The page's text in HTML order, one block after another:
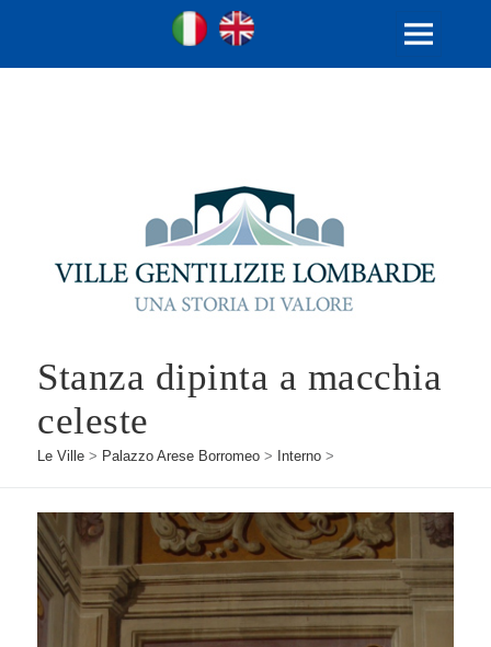
Ville Gentilizie Lombarde
Ita
MENU
Stanza dipinta a macchia
celeste
Le Ville > Palazzo Arese Borromeo > Interno >